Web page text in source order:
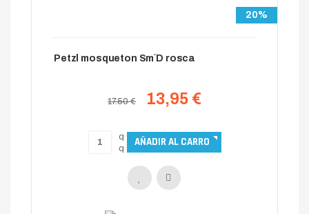
20%
Petzl mosqueton Sm´D rosca
17.50 € 13,95 €